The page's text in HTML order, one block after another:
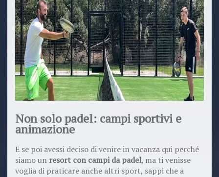
Non solo padel: campi sportivi e
animazione
E se poi avessi deciso di venire in vacanza qui perché
siamo un resort con campi da padel, ma ti venisse
voglia di praticare anche altri sport, sappi che a